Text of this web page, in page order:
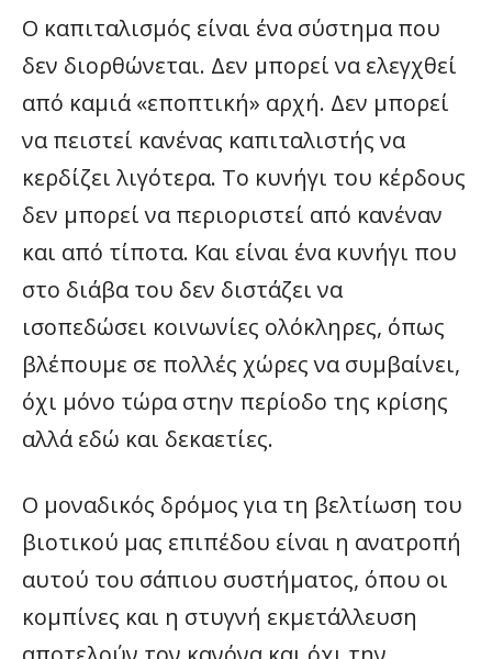
Ο καπιταλισμός είναι ένα σύστημα που
δεν διορθώνεται. Δεν μπορεί να ελεγχθεί
από καμιά «εποπτική» αρχή. Δεν μπορεί
να πειστεί κανένας καπιταλιστής να
κερδίζει λιγότερα. Το κυνήγι του κέρδους
δεν μπορεί να περιοριστεί από κανέναν
και από τίποτα. Και είναι ένα κυνήγι που
στο διάβα του δεν διστάζει να
ισοπεδώσει κοινωνίες ολόκληρες, όπως
βλέπουμε σε πολλές χώρες να συμβαίνει,
όχι μόνο τώρα στην περίοδο της κρίσης
αλλά εδώ και δεκαετίες.
Ο μοναδικός δρόμος για τη βελτίωση του
βιοτικού μας επιπέδου είναι η ανατροπή
αυτού του σάπιου συστήματος, όπου οι
κομπίνες και η στυγνή εκμετάλλευση